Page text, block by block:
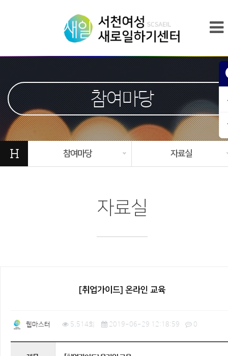
참여마당
H 참여마당 자료실
자료실
[취업가이드] 온라인 교육
웹마스터 5,514회 2019-06-29 12:18:59 0